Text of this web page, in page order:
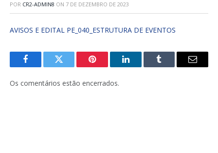
POR CR2-ADMIN8 ON 7 DE DEZEMBRO DE 2023
AVISOS E EDITAL PE_040_ESTRUTURA DE EVENTOS
FacebookTwitter Pinterest LinkedInTumblr
E-
Os comentários estão encerrados.